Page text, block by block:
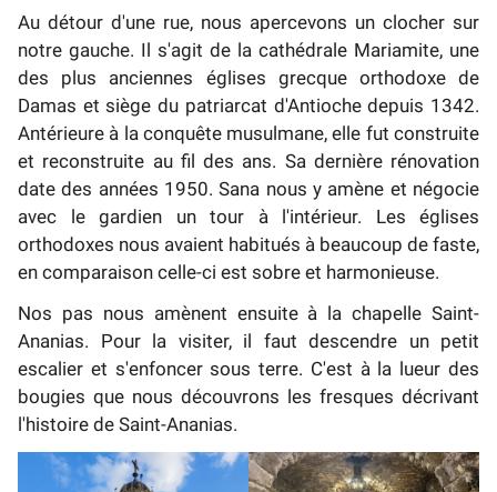
Au détour d'une rue, nous apercevons un clocher sur
notre gauche. Il s'agit de la cathédrale Mariamite, une
des plus anciennes églises grecque orthodoxe de
Damas et siège du patriarcat d'Antioche depuis 1342.
Antérieure à la conquête musulmane, elle fut construite
et reconstruite au fil des ans. Sa dernière rénovation
date des années 1950. Sana nous y amène et négocie
avec le gardien un tour à l'intérieur. Les églises
orthodoxes nous avaient habitués à beaucoup de faste,
en comparaison celle-ci est sobre et harmonieuse.
Nos pas nous amènent ensuite à la chapelle Saint-
Ananias. Pour la visiter, il faut descendre un petit
escalier et s'enfoncer sous terre. C'est à la lueur des
bougies que nous découvrons les fresques décrivant
l'histoire de Saint-Ananias.